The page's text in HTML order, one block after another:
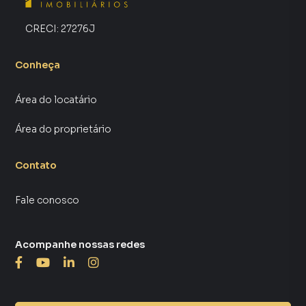
CRECI: 27276J
Conheça
Área do locatário
Área do proprietário
Contato
Fale conosco
Acompanhe nossas redes